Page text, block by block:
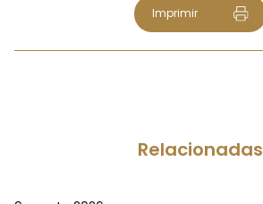
Imprimir
Relacionadas